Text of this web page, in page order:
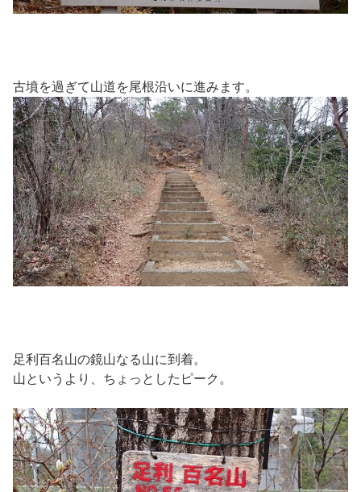
古墳を過ぎて山道を尾根沿いに進みます。
足利百名山の鏡山なる山に到着。
山というより、ちょっとしたピーク。